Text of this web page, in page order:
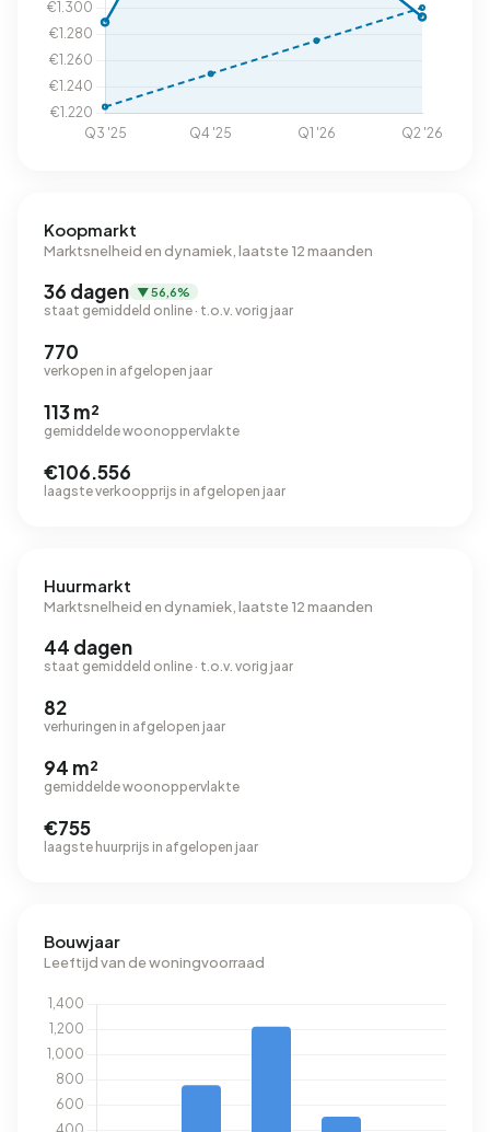
Koopmarkt
Marktsnelheid en dynamiek, laatste 12 maanden
36 dagen ▼ 56,6%
staat gemiddeld online · t.o.v. vorig jaar
770
verkopen in afgelopen jaar
113 m²
gemiddelde woonoppervlakte
€106.556
laagste verkoopprijs in afgelopen jaar
Huurmarkt
Marktsnelheid en dynamiek, laatste 12 maanden
44 dagen
staat gemiddeld online · t.o.v. vorig jaar
82
verhuringen in afgelopen jaar
94 m²
gemiddelde woonoppervlakte
€755
laagste huurprijs in afgelopen jaar
Bouwjaar
Leeftijd van de woningvoorraad